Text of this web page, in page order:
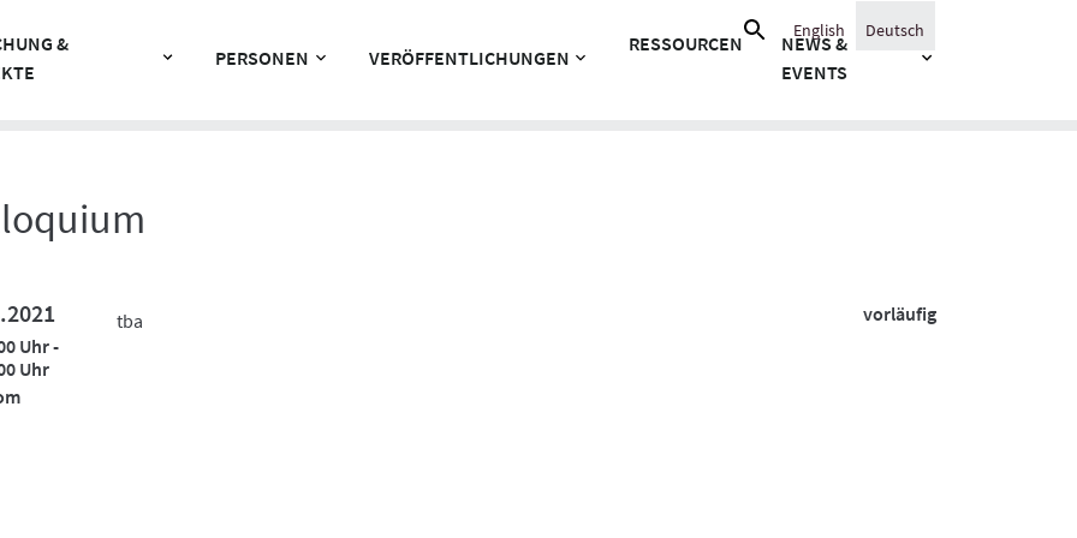
&
PERSONEN VERÖFFENTLICHUNGEN
RESSOURCEN
NEWS &
EVENTS
Suche
nach:
English Deutsch
Uhr -
Uhr
tba vorläufig